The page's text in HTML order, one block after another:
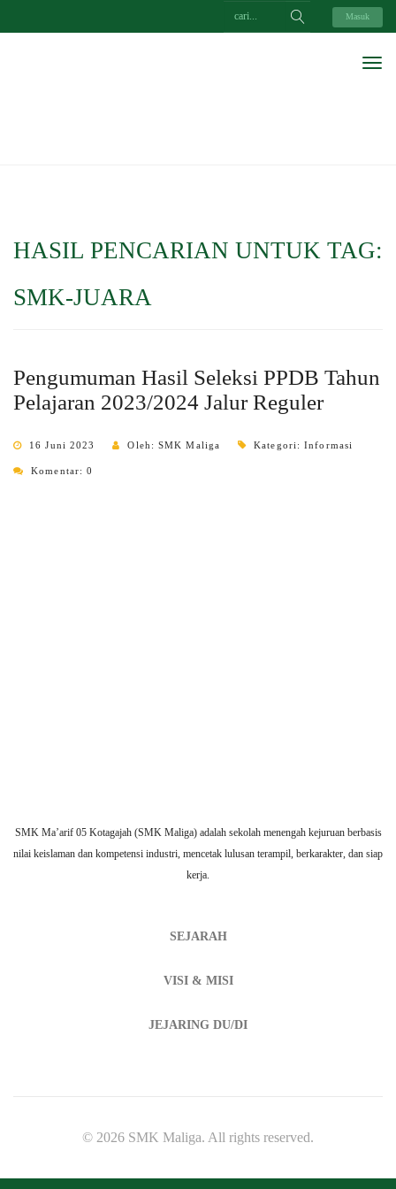
Masuk
HASIL PENCARIAN UNTUK TAG:
SMK-JUARA
Pengumuman Hasil Seleksi PPDB Tahun
Pelajaran 2023/2024 Jalur Reguler
16 Juni 2023 Oleh: SMK Maliga Kategori:Informasi
Komentar: 0
SMK Ma’arif 05 Kotagajah (SMK Maliga) adalah sekolah menengah kejuruan berbasis
nilai keislaman dan kompetensi industri, mencetak lulusan terampil, berkarakter, dan siap
kerja.
SEJARAH
VISI & MISI
JEJARING DU/DI
© 2026 SMK Maliga. All rights reserved.